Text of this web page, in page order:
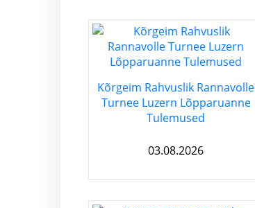
Kõrgeim Rahvuslik Rannavolle
Turnee Luzern Lõpparuanne
Tulemused
03.08.2026